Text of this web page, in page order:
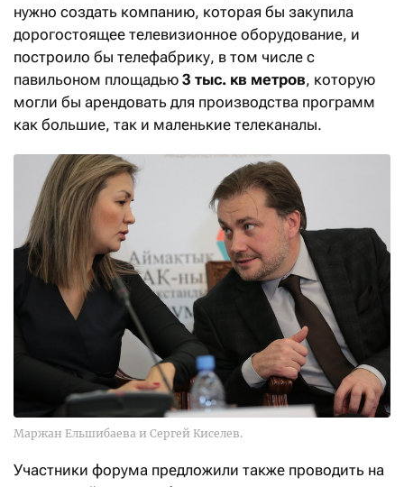
нужно создать компанию, которая бы закупила
дорогостоящее телевизионное оборудование, и
построило бы телефабрику, в том числе с
павильоном площадью 3 тыс. кв метров, которую
могли бы арендовать для производства программ
как большие, так и маленькие телеканалы.
Маржан Ельшибаева и Сергей Киселев.
Участники форума предложили также проводить на